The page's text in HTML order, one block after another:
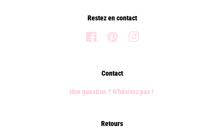
Restez en contact
Facebook Pinterest
Contact
Une question ? N'hésitez pas !
Retours